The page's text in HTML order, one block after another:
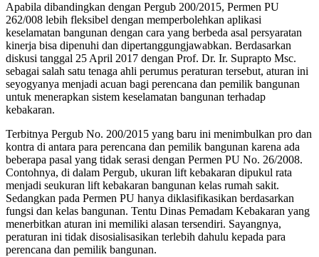
Apabila dibandingkan dengan Pergub 200/2015, Permen PU
262/008 lebih fleksibel dengan memperbolehkan aplikasi
keselamatan bangunan dengan cara yang berbeda asal persyaratan
kinerja bisa dipenuhi dan dipertanggungjawabkan. Berdasarkan
diskusi tanggal 25 April 2017 dengan Prof. Dr. Ir. Suprapto Msc.
sebagai salah satu tenaga ahli perumus peraturan tersebut, aturan ini
seyogyanya menjadi acuan bagi perencana dan pemilik bangunan
untuk menerapkan sistem keselamatan bangunan terhadap
kebakaran.
Terbitnya Pergub No. 200/2015 yang baru ini menimbulkan pro dan
kontra di antara para perencana dan pemilik bangunan karena ada
beberapa pasal yang tidak serasi dengan Permen PU No. 26/2008.
Contohnya, di dalam Pergub, ukuran lift kebakaran dipukul rata
menjadi seukuran lift kebakaran bangunan kelas rumah sakit.
Sedangkan pada Permen PU hanya diklasifikasikan berdasarkan
fungsi dan kelas bangunan. Tentu Dinas Pemadam Kebakaran yang
menerbitkan aturan ini memiliki alasan tersendiri. Sayangnya,
peraturan ini tidak disosialisasikan terlebih dahulu kepada para
perencana dan pemilik bangunan.